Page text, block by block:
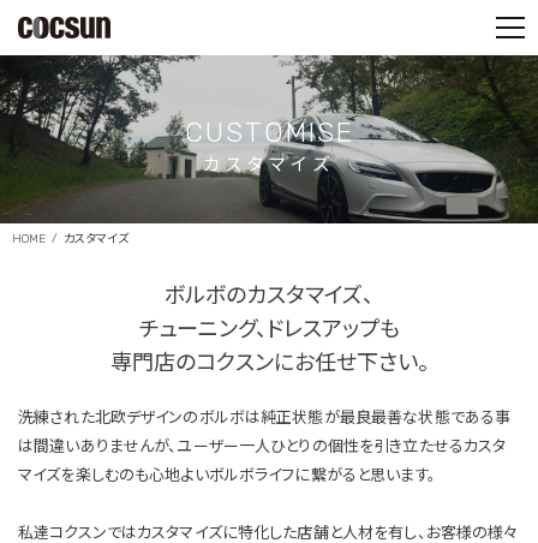
CONTACT
CUSTOMISE
カスタマイズ
HOME カスタマイズ
ボルボのカスタマイズ、
チューニング、 ドレスアップも
専門店のコクスンにお任せ下さい。
洗練された北欧デザインのボルボは純正状態が最良最善な状態である事
は間違いありませんが、ユーザー一人ひとりの個性を引き立たせるカスタ
マイズを楽しむのも心地よいボルボライフに繋がると思います。
私達コクスンではカスタマイズに特化した店舗と人材を有し、お客様の様々